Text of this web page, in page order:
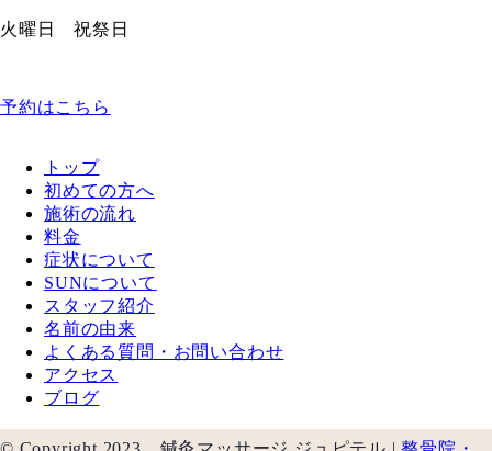
火曜日 祝祭日
予約はこちら
トップ
初めての方へ
施術の流れ
料金
症状について
SUNについて
スタッフ紹介
名前の由来
よくある質問・お問い合わせ
アクセス
ブログ